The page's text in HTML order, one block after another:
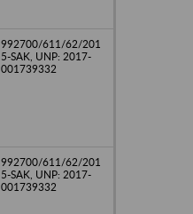
992700/611/62/201
5-SAK, UNP: 2017-
001739332
992700/611/62/201
5-SAK, UNP: 2017-
001739332